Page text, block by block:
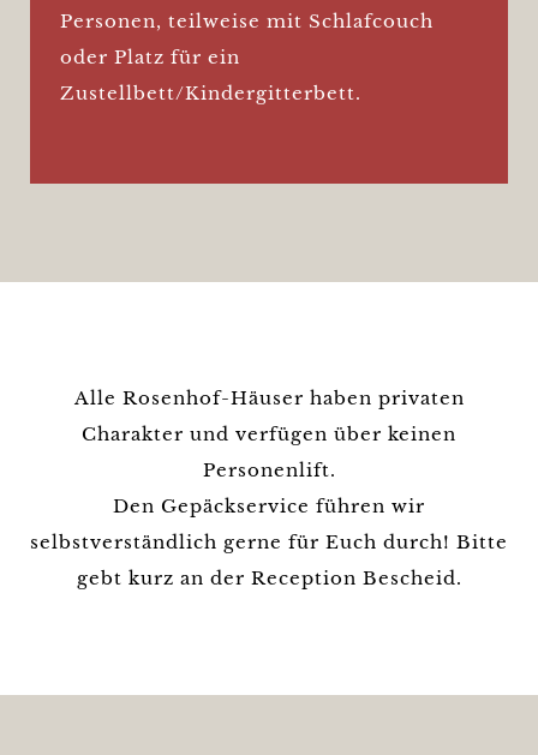
Personen, teilweise mit Schlafcouch
oder Platz für ein
Zustellbett/Kindergitterbett.
Alle Rosenhof-Häuser haben privaten
Charakter und verfügen über keinen
Personenlift.
Den Gepäckservice führen wir
selbstverständlich gerne für Euch durch! Bitte
gebt kurz an der Reception Bescheid.